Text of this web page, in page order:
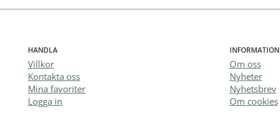
HANDLA
Villkor
Kontakta oss
Mina favoriter
Logga in
INFORMATION
Om oss
Nyheter
Nyhetsbrev
Om cookies